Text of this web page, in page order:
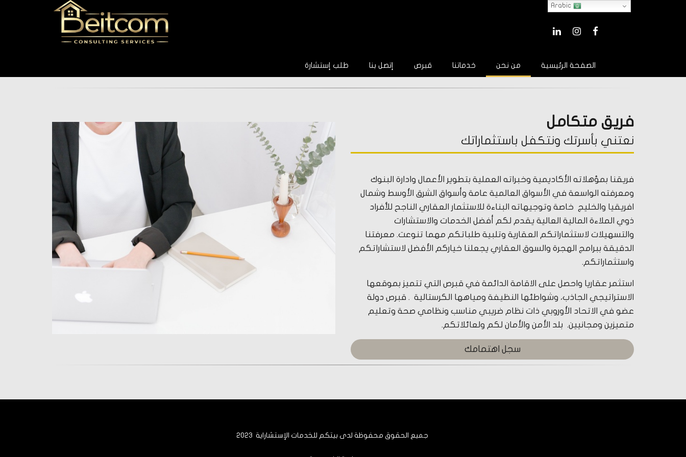
FACEBOOK
INSTAGRAM
LINKEDIN
طلب إستشارة إتصل بنا قبرص خدماتنا من نحن الصفحة الرئيسية
فريق متكامل
نعتني بأسرتك ونتكفل باستثماراتك
فريقنا بمؤهلاته الأكاديمية وخبراته العملية بتطوير الأعمال وادارة البنوك
ومعرفته الواسعة في الأسواق العالمية عامة وأسواق الشرق الأوسط وشمال
افريقيا والخليج خاصة وتوجيهاته البناءة للاستثمار العقاري الناجح للأفراد
ذوي الملاءة المالية العالية يقدم لكم أفضل الخدمات والاستشارات
والتسهيلات لاستثماراتكم العقارية وتلبية طلباتكم مهما تنوعت. معرفتنا
الدقيقة ببرامج الهجرة والسوق العقاري يجعلنا خياركم الأفضل لاستشاراتكم
واستثماراتكم.
استثمر عقاريا واحصل على الاقامة الدائمة في قبرص التي تتميز بموقعها
الاستراتيجي الجاذب، وشواطئها النظيفة ومياهها الكرستالية . قبرص دولة
عضو في الاتحاد الأوروبي ذات نظام ضريبي مناسب ونظامي صحة وتعليم
متميزين ومجانيين. بلد الأمن والأمان لكم ولعائلاتكم.
سجل اهتمامك
جميع الحقوق محفوظة لدى بيتكم للخدمات الإستشاراية 2023